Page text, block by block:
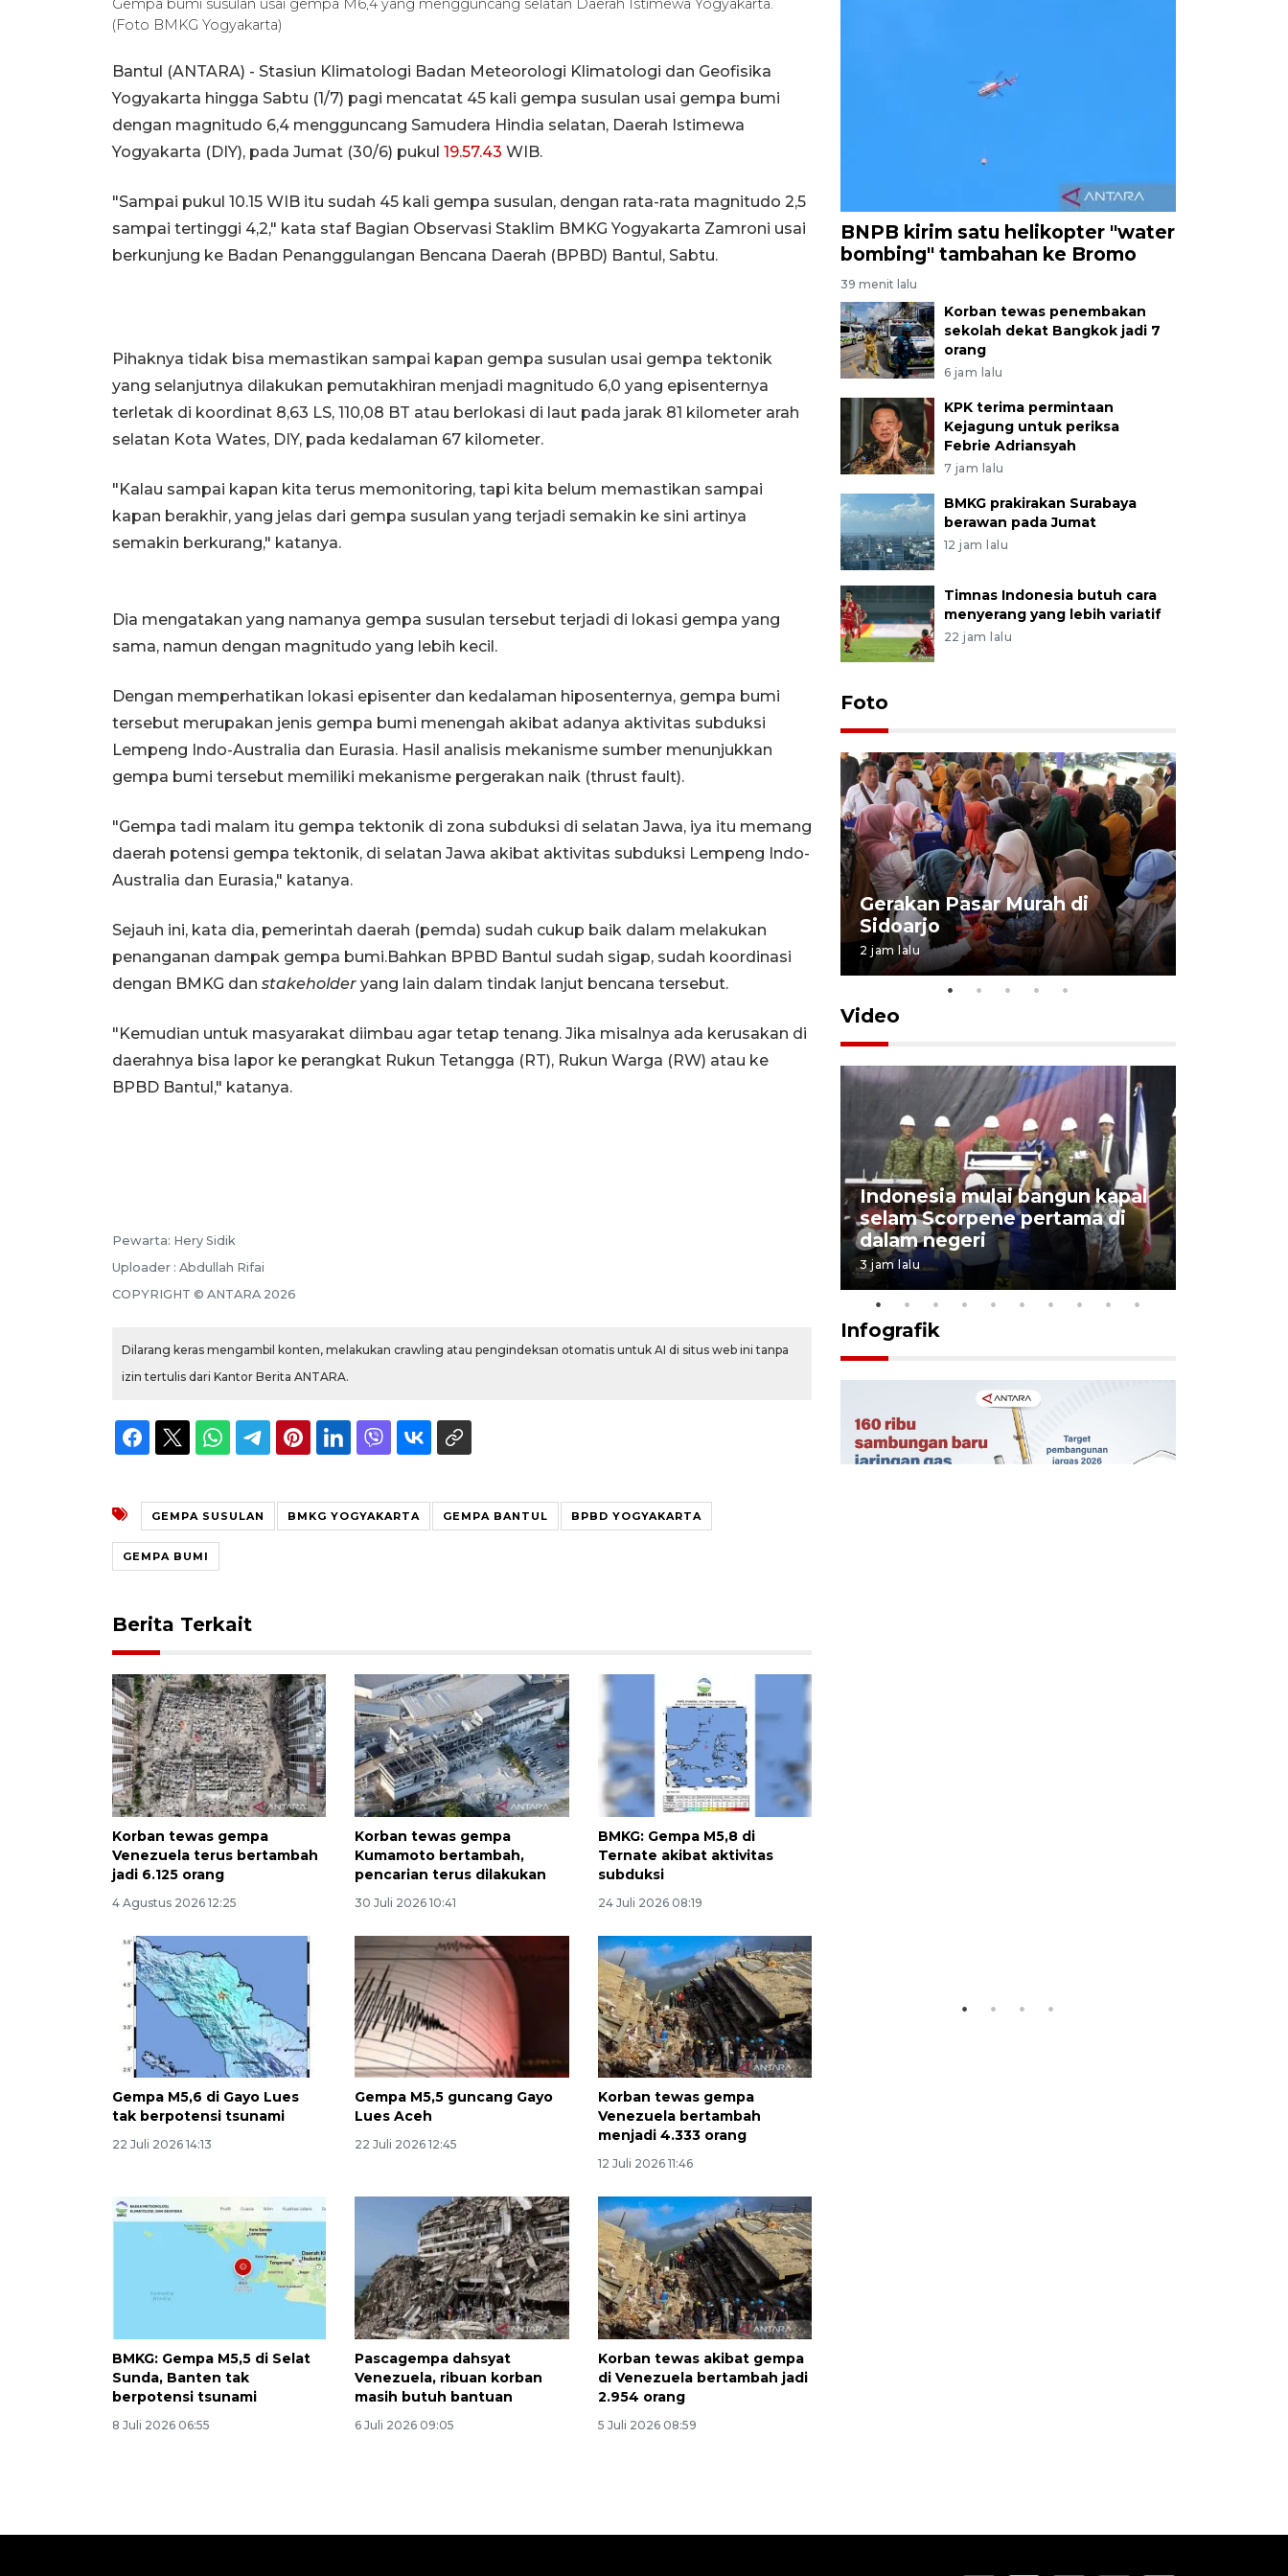
Gempa bumi susulan usai gempa M6,4 yang mengguncang selatan Daerah Istimewa Yogyakarta.
(Foto BMKG Yogyakarta)
Bantul (ANTARA) - Stasiun Klimatologi Badan Meteorologi Klimatologi dan Geofisika
Yogyakarta hingga Sabtu (1/7) pagi mencatat 45 kali gempa susulan usai gempa bumi
dengan magnitudo 6,4 mengguncang Samudera Hindia selatan, Daerah Istimewa
Yogyakarta (DIY), pada Jumat (30/6) pukul 19.57.43 WIB.
"Sampai pukul 10.15 WIB itu sudah 45 kali gempa susulan, dengan rata-rata magnitudo 2,5
sampai tertinggi 4,2," kata staf Bagian Observasi Staklim BMKG Yogyakarta Zamroni usai
berkunjung ke Badan Penanggulangan Bencana Daerah (BPBD) Bantul, Sabtu.
Pihaknya tidak bisa memastikan sampai kapan gempa susulan usai gempa tektonik
yang selanjutnya dilakukan pemutakhiran menjadi magnitudo 6,0 yang episenternya
terletak di koordinat 8,63 LS, 110,08 BT atau berlokasi di laut pada jarak 81 kilometer arah
selatan Kota Wates, DIY, pada kedalaman 67 kilometer.
"Kalau sampai kapan kita terus memonitoring, tapi kita belum memastikan sampai
kapan berakhir, yang jelas dari gempa susulan yang terjadi semakin ke sini artinya
semakin berkurang," katanya.
Dia mengatakan yang namanya gempa susulan tersebut terjadi di lokasi gempa yang
sama, namun dengan magnitudo yang lebih kecil.
Dengan memperhatikan lokasi episenter dan kedalaman hiposenternya, gempa bumi
tersebut merupakan jenis gempa bumi menengah akibat adanya aktivitas subduksi
Lempeng Indo-Australia dan Eurasia. Hasil analisis mekanisme sumber menunjukkan
gempa bumi tersebut memiliki mekanisme pergerakan naik (thrust fault).
"Gempa tadi malam itu gempa tektonik di zona subduksi di selatan Jawa, iya itu memang
daerah potensi gempa tektonik, di selatan Jawa akibat aktivitas subduksi Lempeng Indo-
Australia dan Eurasia," katanya.
Sejauh ini, kata dia, pemerintah daerah (pemda) sudah cukup baik dalam melakukan
penanganan dampak gempa bumi.Bahkan BPBD Bantul sudah sigap, sudah koordinasi
dengan BMKG dan stakeholder yang lain dalam tindak lanjut bencana tersebut.
"Kemudian untuk masyarakat diimbau agar tetap tenang. Jika misalnya ada kerusakan di
daerahnya bisa lapor ke perangkat Rukun Tetangga (RT), Rukun Warga (RW) atau ke
BPBD Bantul," katanya.
Pewarta: Hery Sidik
Uploader : Abdullah Rifai
COPYRIGHT © ANTARA 2026
Dilarang keras mengambil konten, melakukan crawling atau pengindeksan otomatis untuk AI di situs web ini tanpa
izin tertulis dari Kantor Berita ANTARA.
GEMPA SUSULAN BMKG YOGYAKARTA GEMPA BANTUL BPBD YOGYAKARTA
GEMPA BUMI
Berita Terkait
Korban tewas gempa
Venezuela terus bertambah
jadi 6.125 orang
4 Agustus 2026 12:25
Korban tewas gempa
Kumamoto bertambah,
pencarian terus dilakukan
30 Juli 2026 10:41
BMKG: Gempa M5,8 di
Ternate akibat aktivitas
subduksi
24 Juli 2026 08:19
Gempa M5,6 di Gayo Lues
tak berpotensi tsunami
22 Juli 2026 14:13
Gempa M5,5 guncang Gayo
Lues Aceh
22 Juli 2026 12:45
Korban tewas gempa
Venezuela bertambah
menjadi 4.333 orang
12 Juli 2026 11:46
BMKG: Gempa M5,5 di Selat
Sunda, Banten tak
berpotensi tsunami
8 Juli 2026 06:55
Pascagempa dahsyat
Venezuela, ribuan korban
masih butuh bantuan
6 Juli 2026 09:05
Korban tewas akibat gempa
di Venezuela bertambah jadi
2.954 orang
5 Juli 2026 08:59
BNPB kirim satu helikopter "water
bombing" tambahan ke Bromo
39 menit lalu
Korban tewas penembakan
sekolah dekat Bangkok jadi 7
orang
6 jam lalu
KPK terima permintaan
Kejagung untuk periksa
Febrie Adriansyah
7 jam lalu
BMKG prakirakan Surabaya
berawan pada Jumat
12 jam lalu
Timnas Indonesia butuh cara
menyerang yang lebih variatif
22 jam lalu
Foto
Presiden 2026
7 jam lalu
Gerakan Pasar Murah di
Sidoarjo
2 jam lalu
Video
Indonesia mulai bangun kapal
selam Scorpene pertama di
dalam negeri
3 jam lalu
Infografik
tumbuh 5,29 persen
2026-08-06 18:45:00